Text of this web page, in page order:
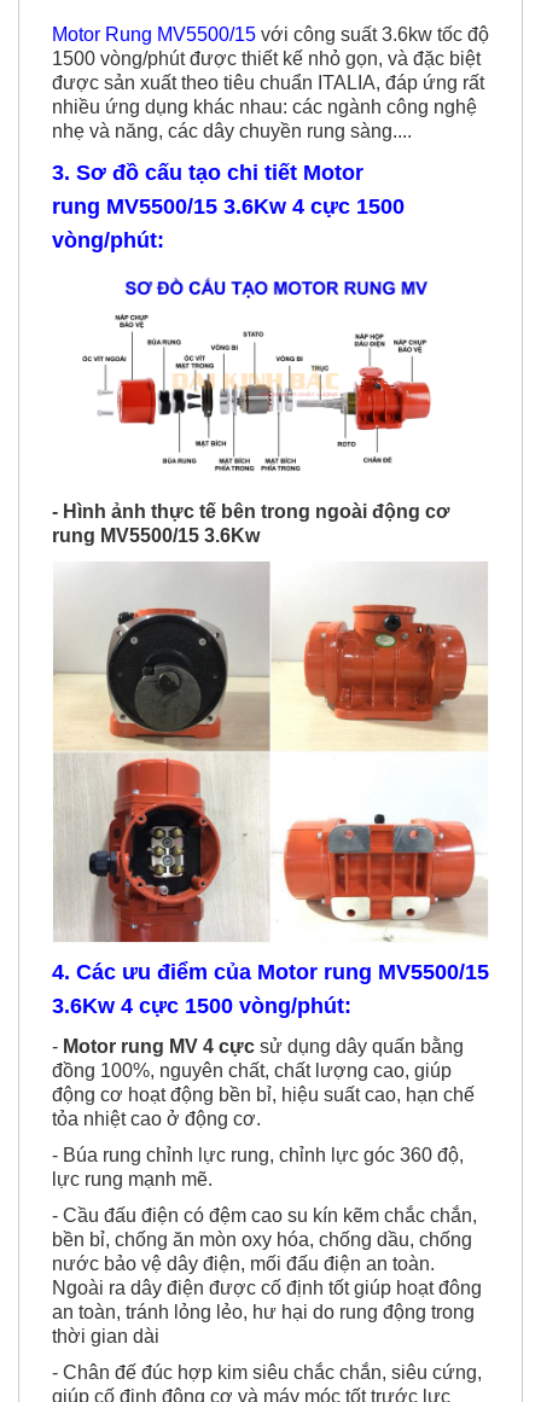
1500 vòng/phút được thiết kế nhỏ gọn, và đặc biệt
được sản xuất theo tiêu chuẩn ITALIA, đáp ứng rất
nhiều ứng dụng khác nhau: các ngành công nghệ
nhẹ và năng, các dây chuyền rung sàng....
3. Sơ đồ cấu tạo chi tiết Motor
rung MV5500/15 3.6Kw 4 cực 1500
vòng/phút:
rung MV5500/15 3.6Kw
4. Các ưu điểm của Motor rung MV5500/15
3.6Kw 4 cực 1500 vòng/phút:
-Motor rung MV 4 cựcsử dụng dây quấn bằng
đồng 100%, nguyên chất, chất lượng cao, giúp
động cơ hoạt động bền bỉ, hiệu suất cao, hạn chế
tỏa nhiệt cao ở động cơ.
- Búa rung chỉnh lực rung, chỉnh lực góc 360 độ,
lực rung mạnh mẽ.
- Cầu đấu điện có đệm cao su kín kẽm chắc chắn,
bền bỉ, chống ăn mòn oxy hóa, chống dầu, chống
nước bảo vệ dây điện, mối đấu điện an toàn.
Ngoài ra dây điện được cố định tốt giúp hoạt đông
an toàn, tránh lỏng lẻo, hư hại do rung động trong
thời gian dài
- Chân đế đúc hợp kim siêu chắc chắn, siêu cứng,
giúp cố định động cơ và máy móc tốt trước lực
rung từ động cơ.